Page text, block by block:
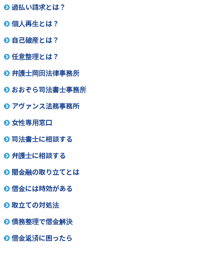
過払い請求とは？
個人再生とは？
自己破産とは？
任意整理とは？
弁護士岡田法律事務所
おおぞら司法書士事務所
アヴァンス法務事務所
女性専用窓口
司法書士に相談する
弁護士に相談する
闇金融の取り立てとは
借金には時効がある
取立ての対処法
債務整理で借金解決
借金返済に困ったら